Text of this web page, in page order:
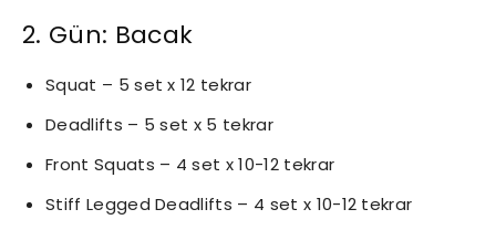
2. Gün: Bacak
Squat – 5 set x 12 tekrar
​Deadlifts – 5 set x 5 tekrar
Front Squats – 4 set x 10-12 tekrar
Stiff Legged Deadlifts – 4 set x 10-12 tekrar